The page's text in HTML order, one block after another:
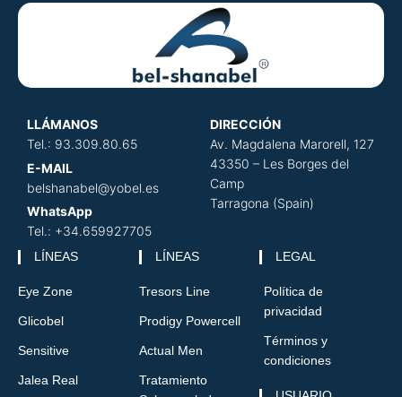
LLÁMANOS
Tel.: 93.309.80.65
E-MAIL
belshanabel@yobel.es
WhatsApp
Tel.: +34.659927705
DIRECCIÓN
Av. Magdalena Marorell, 127
43350 – Les Borges del
Camp
Tarragona (Spain)
LÍNEAS
Eye Zone
Glicobel
Sensitive
Jalea Real
LÍNEAS
Tresors Line
Prodigy Powercell
Actual Men
Tratamiento
LEGAL
Política de
privacidad
Términos y
condiciones